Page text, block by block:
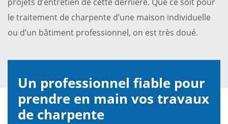
le traitement de charpente d’une maison individuelle
ou d’un bâtiment professionnel, on est très doué.
Un professionnel fiable pour
prendre en main vos travaux
de charpente